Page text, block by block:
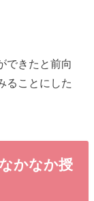
できたと前向
ることにした
かなか授